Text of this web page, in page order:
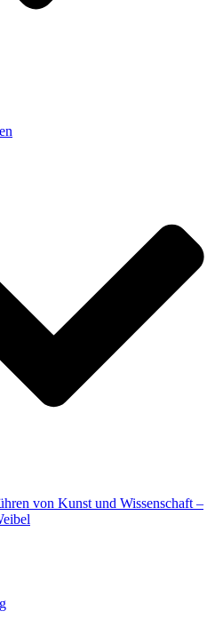
von Kunst und Wissenschaft –